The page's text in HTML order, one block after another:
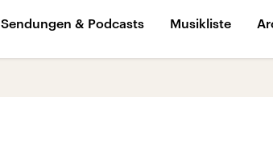
Sendungen & Podcasts Musikliste